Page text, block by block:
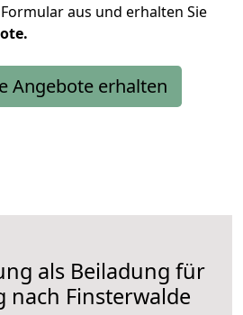
aus und erhalten Sie
Angebote erhalten
als Beiladung für
nach Finsterwalde